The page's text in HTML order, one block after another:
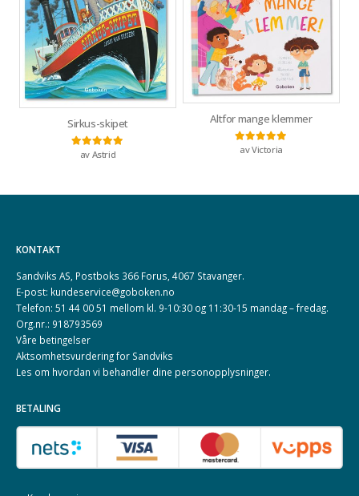
Sirkus-skipet
Vurdert5
av Astrid
Altfor mange klemmer
Vurdert5av 5
av Victoria
KONTAKT
Sandviks AS, Postboks 366 Forus, 4067 Stavanger.
E-post: kundeservice@goboken.no
Telefon: 51 44 00 51 mellom kl. 9-10:30 og 11:30-15 mandag – fredag.
Org.nr.: 918793569
Våre betingelser
Aktsomhetsvurdering for Sandviks
Les om hvordan vi behandler dine personopplysninger.
BETALING